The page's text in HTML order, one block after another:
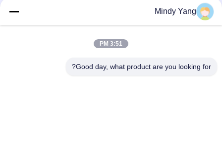
Mindy Yang
3:51 PM
Good day, what product are you looking for?